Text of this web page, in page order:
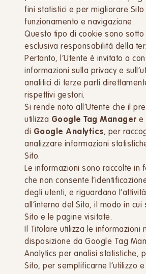
fini statistici e per migliorare Sito
funzionamento e navigazione.
Questo tipo di cookie sono sotto
esclusiva responsabilità della
Pertanto, l’Utente è invitato a
informazioni sulla privacy e
analitici di terze parti
rispettivi gestori.
Si rende noto all’Utente che il
utilizza Google Tag Manager e
di Google Analytics, per
analizzare informazioni
Sito.
Le informazioni sono raccolte in
che non consente
degli utenti, e riguardano
all’interno del Sito, il modo in cui
Sito e le pagine visitate.
Il Titolare utilizza le informazioni
disposizione da Google Tag
Analytics per analisi statistiche,
Sito, per semplificarne l’utilizzo